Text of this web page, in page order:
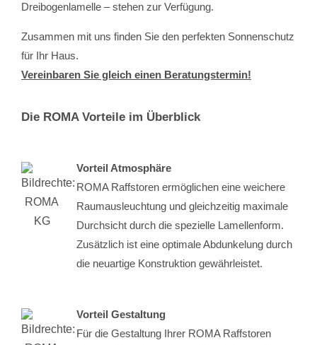
Dreibogenlamelle – stehen zur Verfügung.
Zusammen mit uns finden Sie den perfekten Sonnenschutz
für Ihr Haus.
Vereinbaren Sie gleich einen Beratungstermin!
Die ROMA Vorteile im Überblick
Vorteil Atmosphäre
ROMA Raffstoren ermöglichen eine weichere
Raumausleuchtung und gleichzeitig maximale
Durchsicht durch die spezielle Lamellenform.
Zusätzlich ist eine optimale Abdunkelung durch
die neuartige Konstruktion gewährleistet.
Vorteil Gestaltung
Für die Gestaltung Ihrer ROMA Raffstoren